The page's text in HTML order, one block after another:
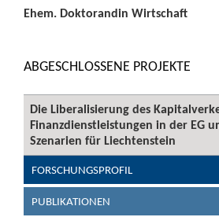
Ehem. Doktorandin Wirtschaft
ABGESCHLOSSENE PROJEKTE
Die Liberalisierung des
Finanzdienstleistungen in der EG
Szenarien für Liechtenstein
FORSCHUNGSPROFIL
PUBLIKATIONEN